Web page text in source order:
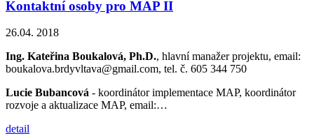
Kontaktní osoby pro MAP II
26.04. 2018
Ing. Kateřina Boukalová, Ph.D., hlavní manažer projektu, email:
boukalova.brdyvltava@gmail.com, tel. č. 605 344 750
Lucie Bubancová - koordinátor implementace MAP, koordinátor
rozvoje a aktualizace MAP, email:…
detail